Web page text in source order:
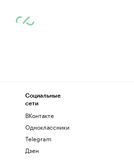
Социальные
сети
ВКонтакте
Одноклассники
Telegram
Дзен